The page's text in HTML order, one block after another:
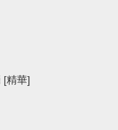
[精華]